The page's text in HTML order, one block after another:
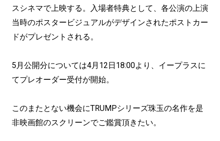
スシネマで上映する。入場者特典として、各公演の上演
当時のポスタービジュアルがデザインされたポストカー
ドがプレゼントされる。
5月公開分については4月12日18:00より、イープラスに
てプレオーダー受付が開始。
このまたとない機会にTRUMPシリーズ珠玉の名作を是
非映画館のスクリーンでご鑑賞頂きたい。